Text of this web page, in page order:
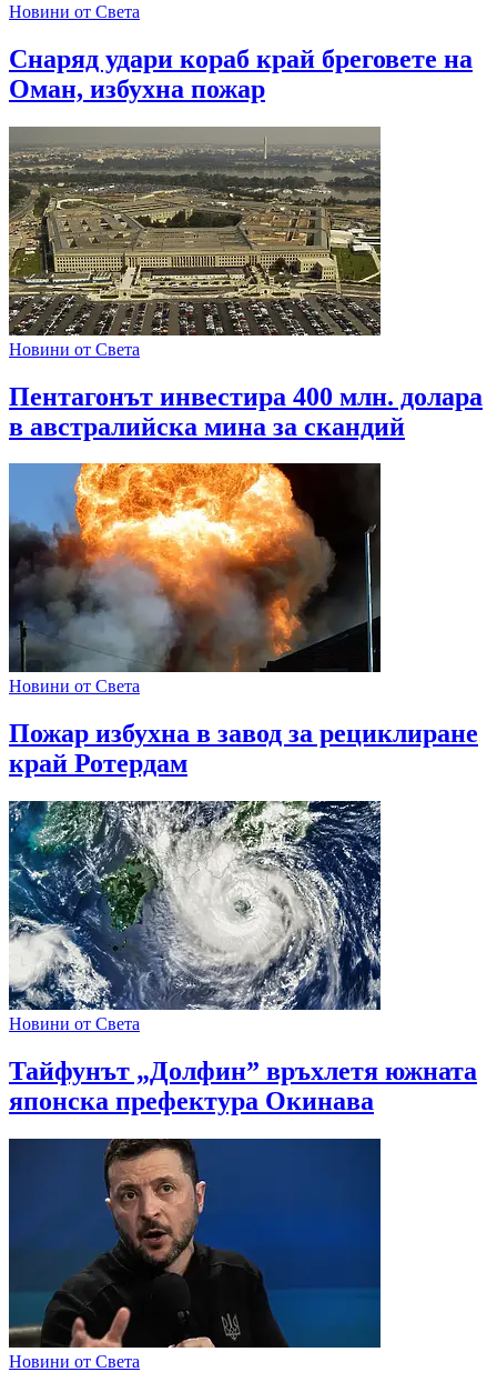
Новини от Света
Снаряд удари кораб край бреговете на
Оман, избухна пожар
Новини от Света
Пентагонът инвестира 400 млн. долара
в австралийска мина за скандий
Новини от Света
Пожар избухна в завод за рециклиране
край Ротердам
Новини от Света
Тайфунът „Долфин” връхлетя южната
японска префектура Окинава
Новини от Света